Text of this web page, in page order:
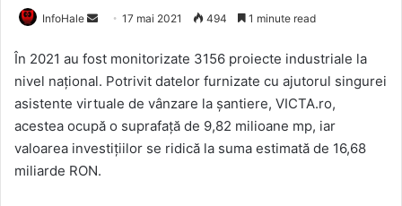
InfoHale
Send
email
17 mai 2021 494 1 minute read
În 2021 au fost monitorizate 3156 proiecte industriale la
nivel național. Potrivit datelor furnizate cu ajutorul singurei
asistente virtuale de vânzare la șantiere, VICTA.ro,
acestea ocupă o suprafață de 9,82 milioane mp, iar
valoarea investițiilor se ridică la suma estimată de 16,68
miliarde RON.